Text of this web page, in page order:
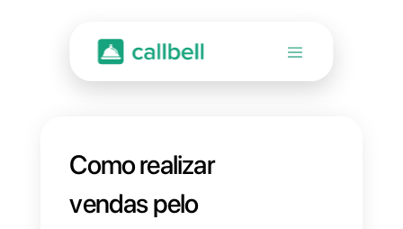
Como realizar